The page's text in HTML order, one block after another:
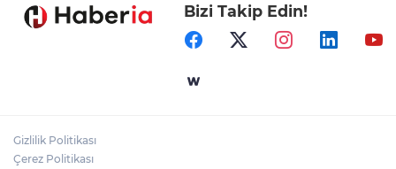
Ormanya’nın Atlas’ı yaban hayatına ışık
Bursa İnegöl'de Alanyurt Yüzme
Bizi Takip Edin!
Gizlilik Politikası
Çerez Politikası